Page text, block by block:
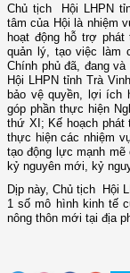
Chủ tịch Hội LHPN
tâm của Hội là nhiệm
hoạt động hỗ trợ
quản lý, tạo việc làm
Chính phủ đã, đang và
Hội LHPN tỉnh Trà Vinh
bảo vệ quyền, lợi ích
góp phần thực hiện
thứ XI; Kế hoạch phát
thực hiện các nhiệm
tạo động lực mạnh
kỷ nguyên mới, kỷ
Dịp này, Chủ tịch Hội
1 số mô hình kinh tế
nông thôn mới tại địa